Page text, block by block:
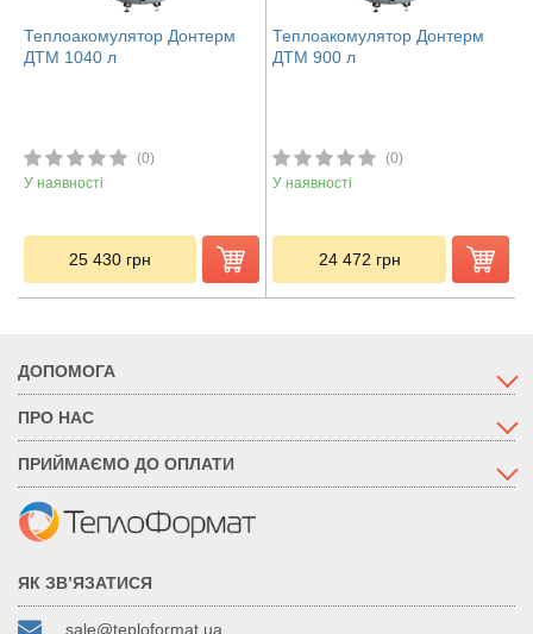
Теплоакомулятор Донтерм
ДТМ 1040 л
(0)
У наявності
25 430 грн
Теплоакомулятор Донтерм
ДТМ 900 л
(0)
У наявності
24 472 грн
ДОПОМОГА
ПРО НАС
ПРИЙМАЄМО ДО ОПЛАТИ
ЯК ЗВ’ЯЗАТИСЯ
sale@teploformat.ua